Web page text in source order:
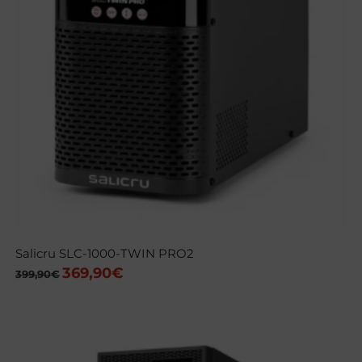
Salicru SLC-1000-TWIN PRO2
399,90€ El
369,90€